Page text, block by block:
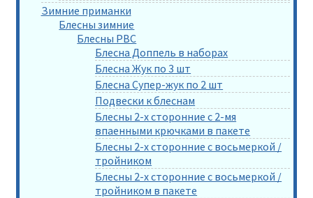
Зимние приманки
Блесны зимние
Блесны РВС
Блесна Доппель в наборах
Блесна Жук по 3 шт
Блесна Супер-жук по 2 шт
Подвески к блеснам
Блесны 2-х сторонние с 2-мя
впаенными крючками в пакете
Блесны 2-х сторонние с восьмеркой /
тройником
Блесны 2-х сторонние с восьмеркой /
тройником в пакете